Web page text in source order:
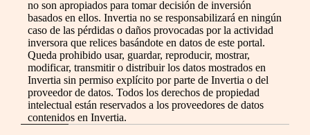
no son apropiados para tomar decisión de inversión
basados en ellos. Invertia no se responsabilizará en ningún
caso de las pérdidas o daños provocadas por la actividad
inversora que relices basándote en datos de este portal.
Queda prohibido usar, guardar, reproducir, mostrar,
modificar, transmitir o distribuir los datos mostrados en
Invertia sin permiso explícito por parte de Invertia o del
proveedor de datos. Todos los derechos de propiedad
intelectual están reservados a los proveedores de datos
contenidos en Invertia.